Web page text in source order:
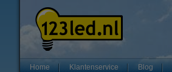
Home Klantenservice Blog